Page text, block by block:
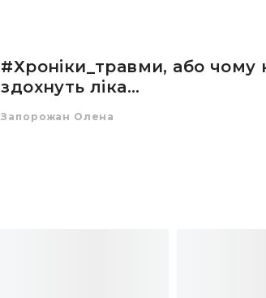
#Хроніки_травми, або чому
здохнуть ліка...
Запорожан Олена